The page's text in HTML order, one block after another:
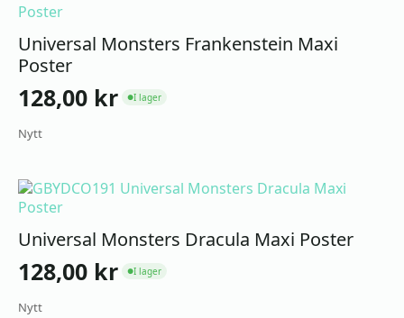
Universal Monsters Frankenstein Maxi
Poster
128,00 kr ●I lager
Nytt
Universal Monsters Dracula Maxi Poster
128,00 kr ●I lager
Nytt